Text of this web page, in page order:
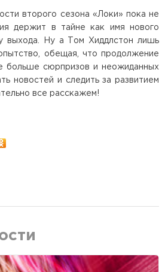
второго сезона «Локи» пока не
держит в тайне как имя нового
выхода. Ну а Том Хиддлстон лишь
обещая, что продолжение
больше сюрпризов и неожиданных
новостей и следить за развитием
все расскажем!